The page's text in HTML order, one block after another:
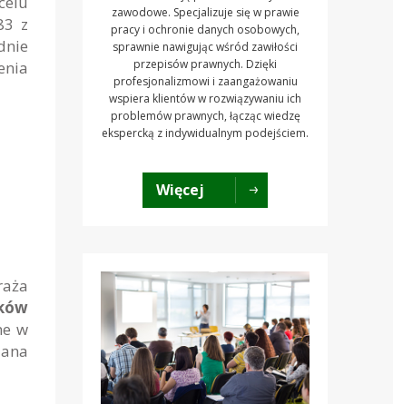
z
w
zawodowe. Specjalizuje się w prawie
pracy i ochronie danych osobowych,
sprawnie nawigując wśród zawiłości
przepisów prawnych. Dzięki
profesjonalizmowi i zaangażowaniu
wspiera klientów w rozwiązywaniu ich
problemów prawnych, łącząc wiedzę
ekspercką z indywidualnym podejściem.
Więcej